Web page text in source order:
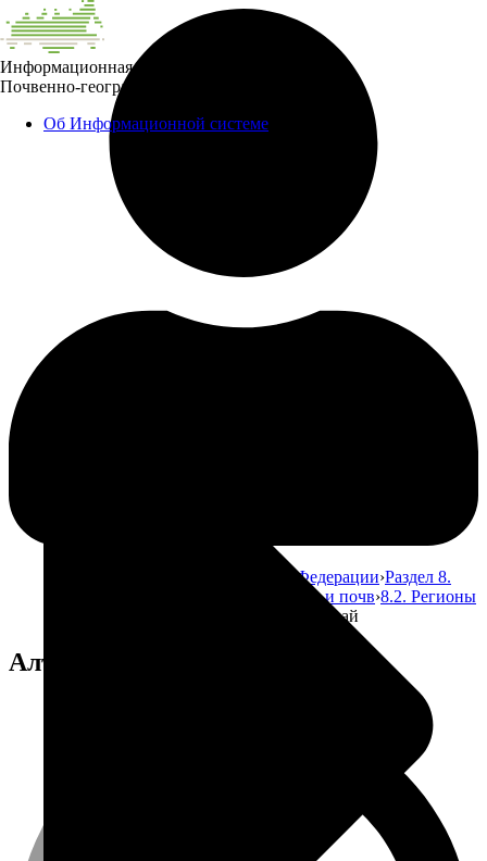
Информационная система
Почвенно-географическая база данных России
Об Информационной системе
Атлас почв Российской Федерации Раздел 8.
Использование земельных ресурсов и почв 8.2. Регионы
Алтайский край
Алтайский край